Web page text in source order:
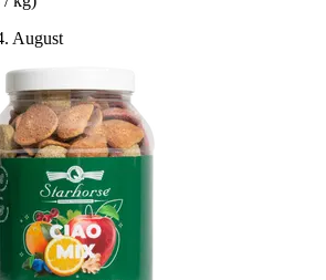
August